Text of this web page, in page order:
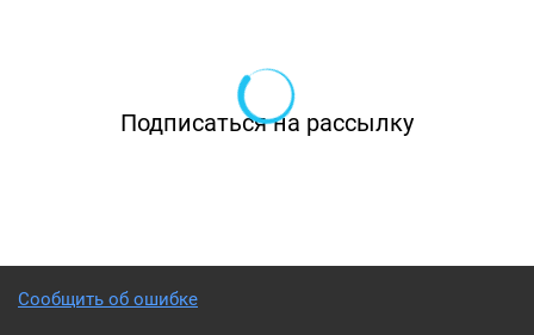
Подписаться на рассылку
Сообщить об ошибке